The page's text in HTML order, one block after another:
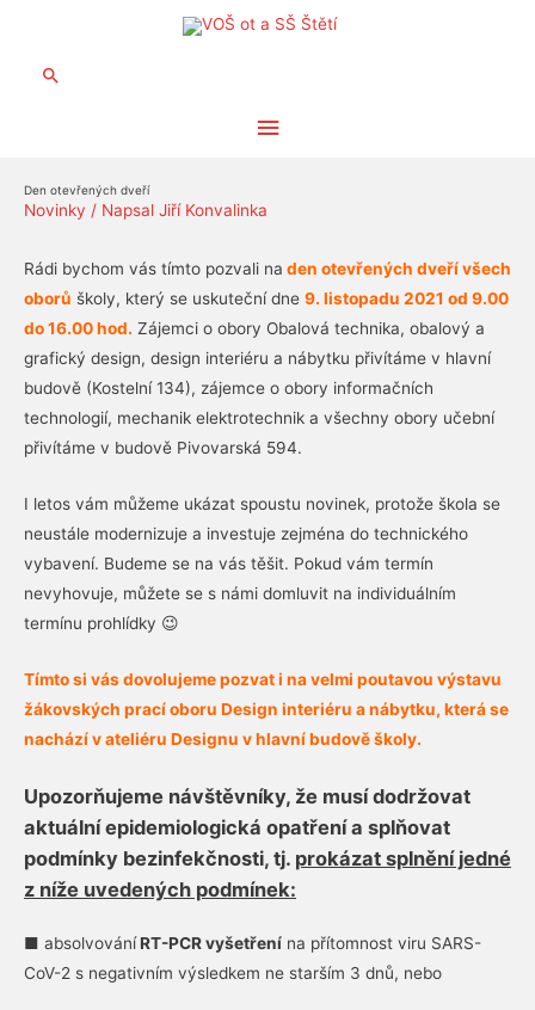
Hlavní
Hledat
Den otevřených dveří
Novinky / Napsal Jiří Konvalinka
Rádi bychom vás tímto pozvali na den otevřených dveří všech
oborů školy, který se uskuteční dne 9. listopadu 2021 od 9.00
do 16.00 hod. Zájemci o obory Obalová technika, obalový a
grafický design, design interiéru a nábytku přivítáme v hlavní
budově (Kostelní 134), zájemce o obory informačních
technologií, mechanik elektrotechnik a všechny obory učební
přivítáme v budově Pivovarská 594.
I letos vám můžeme ukázat spoustu novinek, protože škola se
neustále modernizuje a investuje zejména do technického
vybavení. Budeme se na vás těšit. Pokud vám termín
nevyhovuje, můžete se s námi domluvit na individuálním
termínu prohlídky 😉
Tímto si vás dovolujeme pozvat i na velmi poutavou výstavu
žákovských prací oboru Design interiéru a nábytku, která se
nachází v ateliéru Designu v hlavní budově školy.
Upozorňujeme návštěvníky, že musí dodržovat
aktuální epidemiologická opatření a splňovat
podmínky bezinfekčnosti, tj. prokázat splnění jedné
z níže uvedených podmínek:
■ absolvováníRT-PCR vyšetření na přítomnost viru SARS-
CoV-2 s negativním výsledkem ne starším 3 dnů, nebo